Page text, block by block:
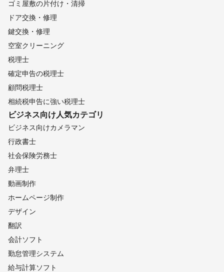
ゴミ屋敷の片付け・清掃
ドア交換・修理
鍵交換・修理
空室クリーニング
税理士
確定申告の税理士
顧問税理士
相続税申告に強い税理士
ビジネス向け人気カテゴリ
ビジネス向けカメラマン
行政書士
社会保険労務士
弁理士
動画制作
ホームページ制作
デザイン
翻訳
会計ソフト
勤怠管理システム
給与計算ソフト